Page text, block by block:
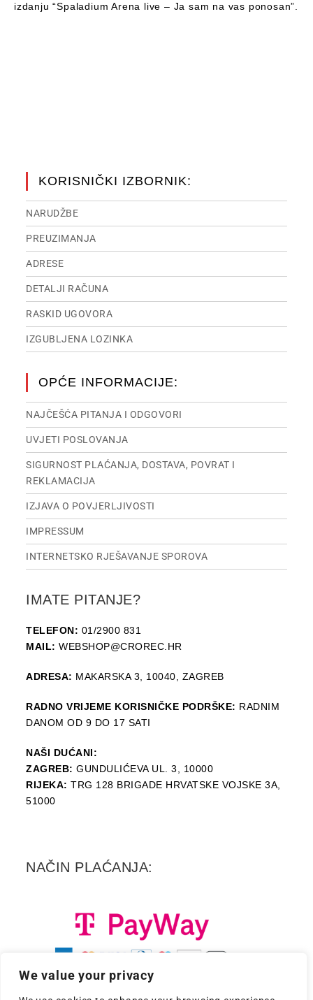
We value your privacy
izdanju “Spaladium Arena live – Ja sam na vas ponosan”.
KORISNIČKI IZBORNIK:
NARUDŽBE
PREUZIMANJA
ADRESE
DETALJI RAČUNA
RASKID UGOVORA
IZGUBLJENA LOZINKA
OPĆE INFORMACIJE:
NAJČEŠĆA PITANJA I ODGOVORI
UVJETI POSLOVANJA
SIGURNOST PLAĆANJA, DOSTAVA, POVRAT I
REKLAMACIJA
IZJAVA O POVJERLJIVOSTI
IMPRESSUM
INTERNETSKO RJEŠAVANJE SPOROVA
IMATE PITANJE?
TELEFON: 01/2900 831
MAIL: WEBSHOP@CROREC.HR
ADRESA: MAKARSKA 3, 10040, ZAGREB
RADNO VRIJEME KORISNIČKE PODRŠKE: RADNIM
DANOM OD 9 DO 17 SATI
NAŠI DUĆANI:
ZAGREB: GUNDULIĆEVA UL. 3, 10000
RIJEKA: TRG 128 BRIGADE HRVATSKE VOJSKE 3A,
51000
NAČIN PLAĆANJA: